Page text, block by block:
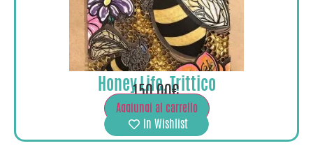
Honey Life, Trittico
150,00€
Aggiungi al carrello
In Wishlist